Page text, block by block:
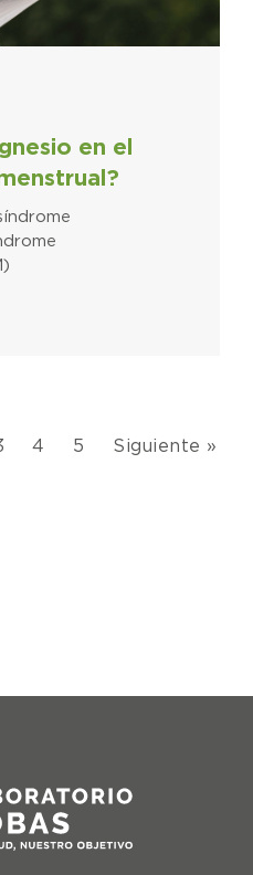
en el
4 5 Siguiente »